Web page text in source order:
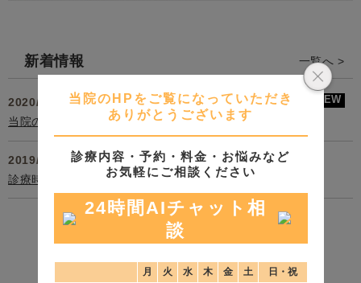
新着情報 一覧へ >
2020/04/15
当院の院内感染対策
2019/07/19
診療時間の変更
当院のHPをご覧になっていただき
ありがとうございます
診療内容・予約・料金・お悩みなど
お気軽にご相談ください
24時間AIチャット相
談
月 火 水 木 金 土
日・祝